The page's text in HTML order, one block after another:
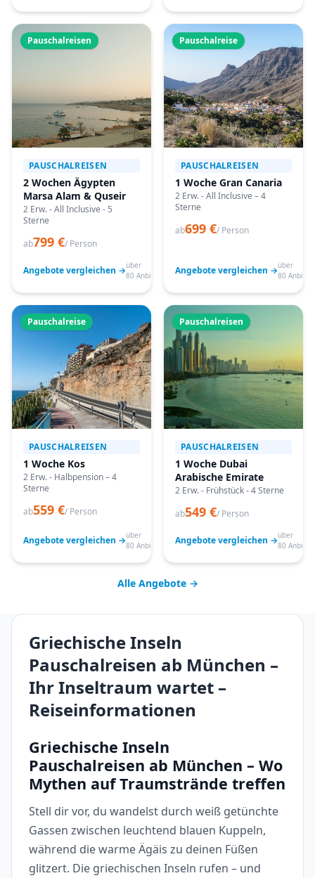
Pauschalreisen
PAUSCHALREISEN
2 Wochen Ägypten
Marsa Alam & Quseir
2 Erw. - All Inclusive - 5
Sterne
ab799 €/ Person
Angebote vergleichen →über
80 Anbieter
Pauschalreise
PAUSCHALREISEN
1 Woche Gran Canaria
2 Erw. - All Inclusive – 4
Sterne
ab699 €/ Person
Angebote vergleichen →über
80
Pauschalreise
PAUSCHALREISEN
1 Woche Kos
2 Erw. - Halbpension – 4
Sterne
ab559 €/ Person
Angebote vergleichen →über
80 Anbieter
Pauschalreisen
PAUSCHALREISEN
1 Woche Dubai
Arabische Emirate
2 Erw. - Frühstück - 4 Sterne
ab549 €/ Person
Angebote vergleichen →über
80
Alle Angebote →
Griechische Inseln
Pauschalreisen ab München –
Ihr Inseltraum wartet –
Reiseinformationen
Griechische Inseln
Pauschalreisen ab München – Wo
Mythen auf Traumstrände treffen
Stell dir vor, du wandelst durch weiß getünchte
Gassen zwischen leuchtend blauen Kuppeln,
während die warme Ägäis zu deinen Füßen
glitzert. Die griechischen Inseln rufen – und